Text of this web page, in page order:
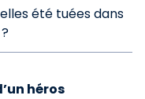
été tuées dans
héros